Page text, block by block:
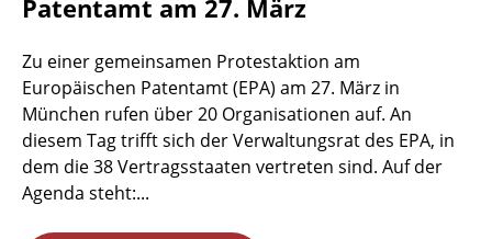
Patentamt am 27. März
Zu einer gemeinsamen Protestaktion am
Europäischen Patentamt (EPA) am 27. März in
München rufen über 20 Organisationen auf. An
diesem Tag trifft sich der Verwaltungsrat des EPA, in
dem die 38 Vertragsstaaten vertreten sind. Auf der
Agenda steht:...